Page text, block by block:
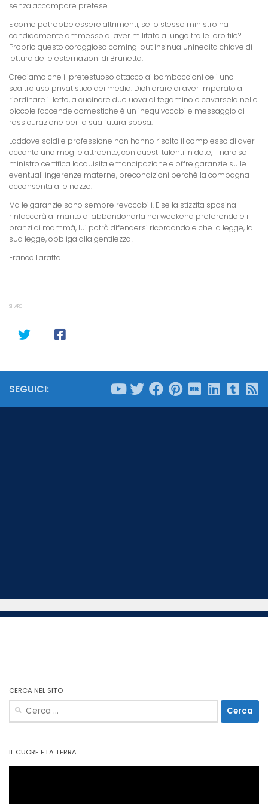
senza accampare pretese.
E come potrebbe essere altrimenti, se lo stesso ministro ha
candidamente ammesso di aver militato a lungo tra le loro file?
Proprio questo coraggioso coming-out insinua uninedita chiave di
lettura delle esternazioni di Brunetta.
Crediamo che il pretestuoso attacco ai bamboccioni celi uno
scaltro uso privatistico dei media. Dichiarare di aver imparato a
riordinare il letto, a cucinare due uova al tegamino e cavarsela nelle
piccole faccende domestiche è un inequivocabile messaggio di
rassicurazione per la sua futura sposa.
Laddove soldi e professione non hanno risolto il complesso di aver
accanto una moglie attraente, con questi talenti in dote, il narciso
ministro certifica lacquisita emancipazione e offre garanzie sulle
eventuali ingerenze materne, precondizioni perché la compagna
acconsenta alle nozze.
Ma le garanzie sono sempre revocabili. E se la stizzita sposina
rinfaccerà al marito di abbandonarla nei weekend preferendole i
pranzi di mammà, lui potrà difendersi ricordandole che la legge, la
sua legge, obbliga alla gentilezza!
Franco Laratta
SHARE
SEGUICI:
CERCA NEL SITO
Ricerca
per:
IL CUORE E LA TERRA